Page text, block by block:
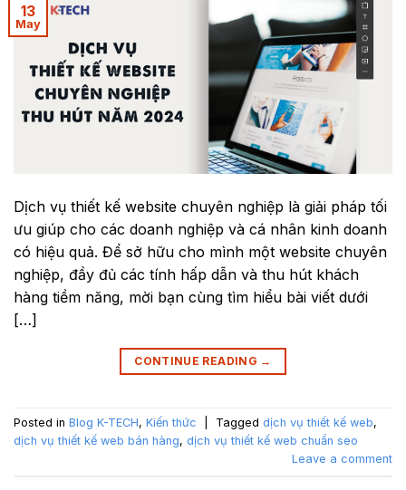
13
May
Dịch vụ thiết kế website chuyên nghiệp là giải pháp tối
ưu giúp cho các doanh nghiệp và cá nhân kinh doanh
có hiệu quả. Để sở hữu cho mình một website chuyên
nghiệp, đầy đủ các tính hấp dẫn và thu hút khách
hàng tiềm năng, mời bạn cùng tìm hiểu bài viết dưới
[…]
CONTINUE READING →
Posted in Blog K-TECH, Kiến thức Tagged dịch vụ thiết kế web,
dịch vụ thiết kế web bán hàng, dịch vụ thiết kế web chuẩn seo
Leave a comment